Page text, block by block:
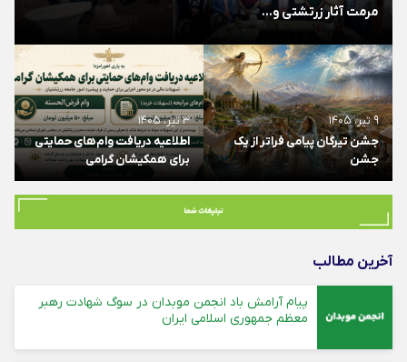
مرمت آثار زرتشتی و...
۹ تیر، ۱۴۰۵
جشن تیرگان پیامی فراتر از یک
جشن
۳ تیر، ۱۴۰۵
اطلاعیه دریافت وام‌های حمایتی
برای همکیشان گرامی
آخرین مطالب
پیام آرامش باد انجمن موبدان در سوگ شهادت رهبر
معظم جمهوری اسلامی ایران